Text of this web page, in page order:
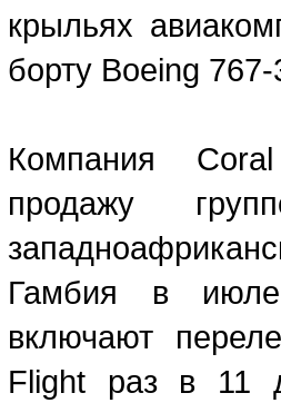
крыльях
борту Boeing
Компания
продажу
Гамбия в
включают
Flight раз в 11